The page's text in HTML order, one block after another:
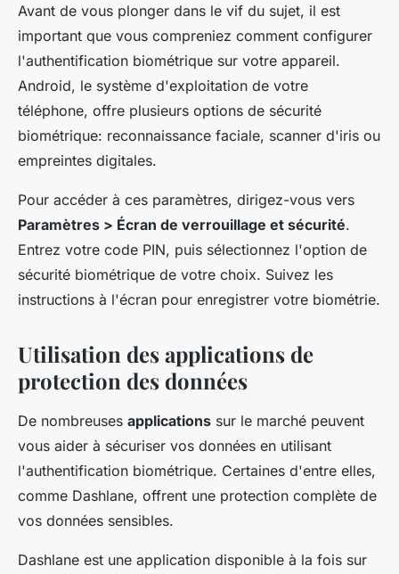
Avant de vous plonger dans le vif du sujet, il est
important que vous compreniez comment configurer
l'authentification biométrique sur votre appareil.
Android, le système d'exploitation de votre
téléphone, offre plusieurs options de sécurité
biométrique: reconnaissance faciale, scanner d'iris ou
empreintes digitales.
Pour accéder à ces paramètres, dirigez-vous vers
Paramètres > Écran de verrouillage et sécurité.
Entrez votre code PIN, puis sélectionnez l'option de
sécurité biométrique de votre choix. Suivez les
instructions à l'écran pour enregistrer votre biométrie.
Utilisation des applications de
protection des données
De nombreuses applications sur le marché peuvent
vous aider à sécuriser vos données en utilisant
l'authentification biométrique. Certaines d'entre elles,
comme Dashlane, offrent une protection complète de
vos données sensibles.
Dashlane est une application disponible à la fois sur